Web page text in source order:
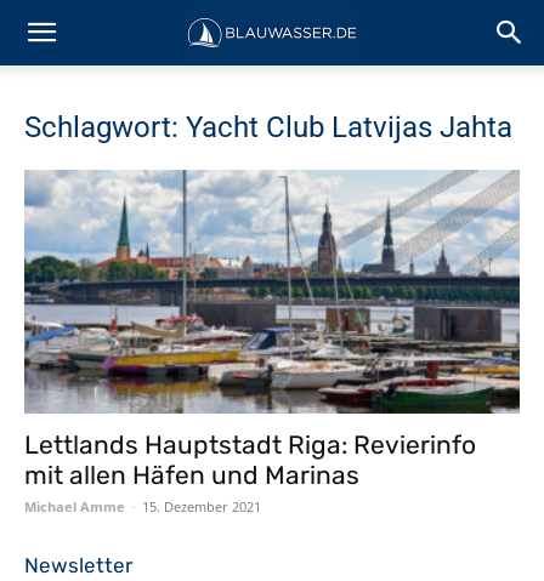
Schlagwort: Yacht Club Latvijas Jahta
Lettlands Hauptstadt Riga: Revierinfo
mit allen Häfen und Marinas
Michael Amme - 15. Dezember 2021
Newsletter